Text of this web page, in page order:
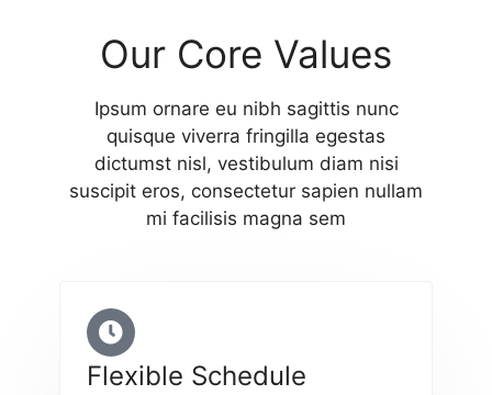
Our Core Values
Ipsum ornare eu nibh sagittis nunc
quisque viverra fringilla egestas
dictumst nisl, vestibulum diam nisi
suscipit eros, consectetur sapien nullam
mi facilisis magna sem
Flexible Schedule